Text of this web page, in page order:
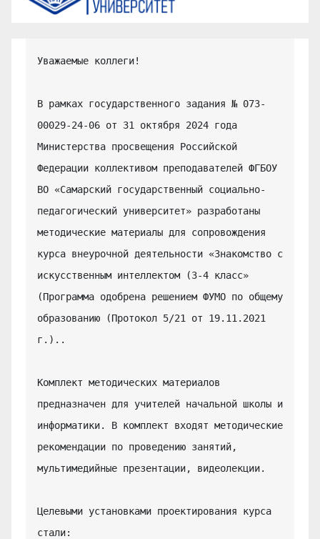
Уважаемые коллеги!
В рамках государственного задания № 073-
00029-24-06 от 31 октября 2024 года
Министерства просвещения Российской
Федерации коллективом преподавателей ФГБОУ
ВО «Самарский государственный социально-
педагогический университет» разработаны
методические материалы для сопровождения
курса внеурочной деятельности «Знакомство с
искусственным интеллектом (3-4 класс»
(Программа одобрена решением ФУМО по общему
образованию (Протокол 5/21 от 19.11.2021
г.)..
Комплект методических материалов
предназначен для учителей начальной школы и
информатики. В комплект входят методические
рекомендации по проведению занятий,
мультимедийные презентации, видеолекции.
Целевыми установками проектирования курса
стали: